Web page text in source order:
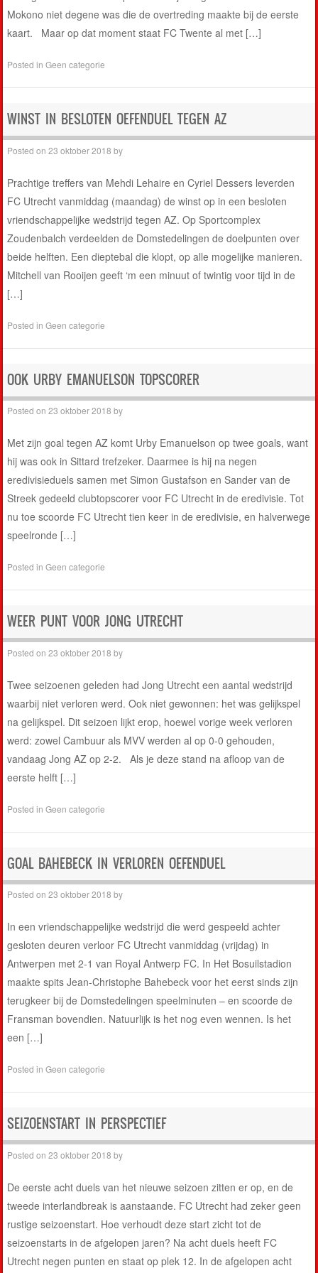
Mokono niet degene was die de overtreding maakte bij de eerste
kaart. Maar op dat moment staat FC Twente al met […]
Posted inGeen categorie
WINST IN BESLOTEN OEFENDUEL TEGEN AZ
Posted on23 oktober 2018 by
Prachtige treffers van Mehdi Lehaire en Cyriel Dessers leverden
FC Utrecht vanmiddag (maandag) de winst op in een besloten
vriendschappelijke wedstrijd tegen AZ. Op Sportcomplex
Zoudenbalch verdeelden de Domstedelingen de doelpunten over
beide helften. Een dieptebal die klopt, op alle mogelijke manieren.
Mitchell van Rooijen geeft ‘m een minuut of twintig voor tijd in de
[…]
Posted inGeen categorie
OOK URBY EMANUELSON TOPSCORER
Posted on23 oktober 2018 by
Met zijn goal tegen AZ komt Urby Emanuelson op twee goals, want
hij was ook in Sittard trefzeker. Daarmee is hij na negen
eredivisieduels samen met Simon Gustafson en Sander van de
Streek gedeeld clubtopscorer voor FC Utrecht in de eredivisie. Tot
nu toe scoorde FC Utrecht tien keer in de eredivisie, en halverwege
speelronde […]
Posted inGeen categorie
WEER PUNT VOOR JONG UTRECHT
Posted on23 oktober 2018 by
Twee seizoenen geleden had Jong Utrecht een aantal wedstrijd
waarbij niet verloren werd. Ook niet gewonnen: het was gelijkspel
na gelijkspel. Dit seizoen lijkt erop, hoewel vorige week verloren
werd: zowel Cambuur als MVV werden al op 0-0 gehouden,
vandaag Jong AZ op 2-2. Als je deze stand na afloop van de
eerste helft […]
Posted inGeen categorie
GOAL BAHEBECK IN VERLOREN OEFENDUEL
Posted on23 oktober 2018 by
In een vriendschappelijke wedstrijd die werd gespeeld achter
gesloten deuren verloor FC Utrecht vanmiddag (vrijdag) in
Antwerpen met 2-1 van Royal Antwerp FC. In Het Bosuilstadion
maakte spits Jean-Christophe Bahebeck voor het eerst sinds zijn
terugkeer bij de Domstedelingen speelminuten – en scoorde de
Fransman bovendien. Natuurlijk is het nog even wennen. Is het
een […]
Posted inGeen categorie
SEIZOENSTART IN PERSPECTIEF
Posted on23 oktober 2018 by
De eerste acht duels van het nieuwe seizoen zitten er op, en de
tweede interlandbreak is aanstaande. FC Utrecht had zeker geen
rustige seizoenstart. Hoe verhoudt deze start zicht tot de
seizoenstarts in de afgelopen jaren? Na acht duels heeft FC
Utrecht negen punten en staat op plek 12. In de afgelopen acht